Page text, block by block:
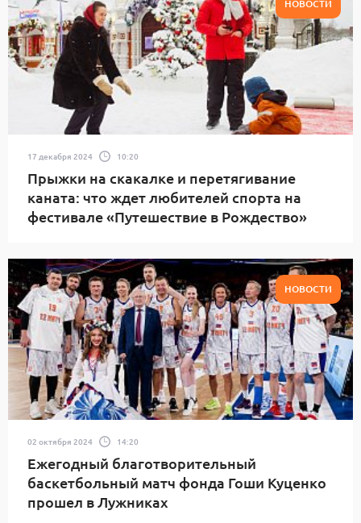
НОВОСТИ
17 декабря 2024 10:20
Прыжки на скакалке и перетягивание
каната: что ждет любителей спорта на
фестивале «Путешествие в Рождество»
НОВОСТИ
02 октября 2024 14:20
Ежегодный благотворительный
баскетбольный матч фонда Гоши Куценко
прошел в Лужниках